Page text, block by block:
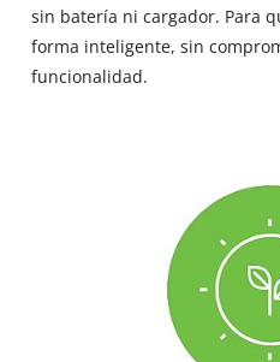
sin batería ni cargador. Para
forma inteligente, sin
funcionalidad.